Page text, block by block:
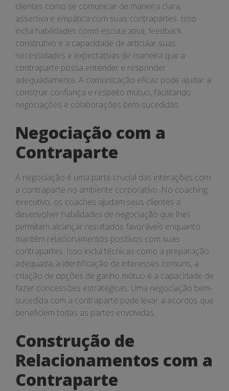
clientes como se comunicar de maneira clara,
assertiva e empática com suas contrapartes. Isso
inclui habilidades como escuta ativa, feedback
construtivo e a capacidade de articular suas
necessidades e expectativas de maneira que a
contraparte possa entender e responder
adequadamente. A comunicação eficaz pode ajudar a
construir confiança e respeito mútuo, facilitando
negociações e colaborações bem-sucedidas.
Negociação com a
Contraparte
A negociação é uma parte crucial das interações com
a contraparte no ambiente corporativo. No coaching
executivo, os coaches ajudam seus clientes a
desenvolver habilidades de negociação que lhes
permitam alcançar resultados favoráveis enquanto
mantêm relacionamentos positivos com suas
contrapartes. Isso inclui técnicas como a preparação
adequada, a identificação de interesses comuns, a
criação de opções de ganho mútuo e a capacidade de
fazer concessões estratégicas. Uma negociação bem-
sucedida com a contraparte pode levar a acordos que
beneficiem todas as partes envolvidas.
Construção de
Relacionamentos com a
Contraparte